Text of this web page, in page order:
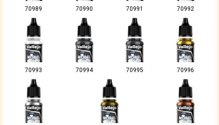
70989 70990 70991 70992
70993 70994 70995 70996